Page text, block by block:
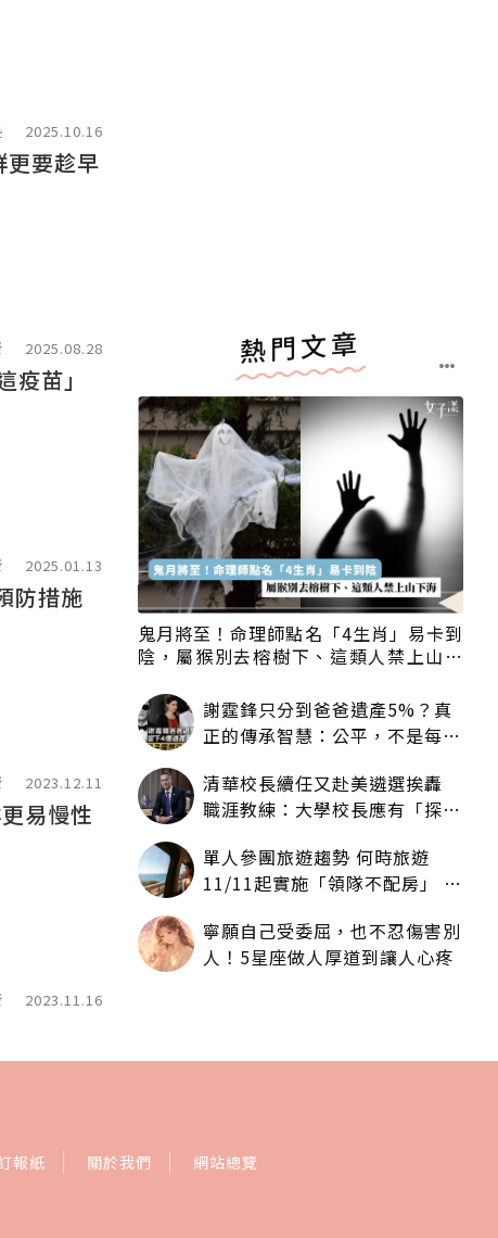
2025.10.16
更要趁早
2025.08.28
苗」
2025.01.13
2023.12.11
易慢性
2023.11.16
熱門文章
鬼月將至！命理師點名「4生肖」易卡到
陰，屬猴別去榕樹下、這類人禁上山下
謝霆鋒只分到爸爸遺產5%？真
正的傳承智慧：公平，不是每個
清華校長續任又赴美遴選挨轟
職涯教練：大學校長應有「探
單人參團旅遊趨勢 何時旅遊
11/11起實施「領隊不配房」 落
寧願自己受委屈，也不忍傷害別
人！5星座做人厚道到讓人心疼
報紙 關於我們 網站總覽